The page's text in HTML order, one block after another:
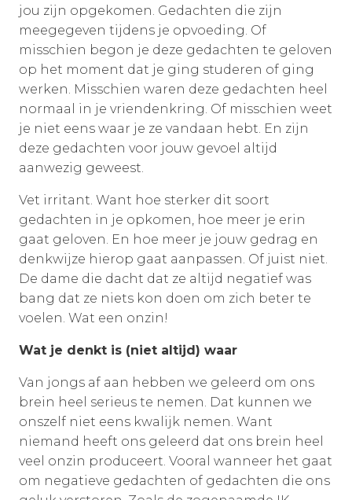
jou zijn opgekomen. Gedachten die zijn
meegegeven tijdens je opvoeding. Of
misschien begon je deze gedachten te geloven
op het moment dat je ging studeren of ging
werken. Misschien waren deze gedachten heel
normaal in je vriendenkring. Of misschien weet
je niet eens waar je ze vandaan hebt. En zijn
deze gedachten voor jouw gevoel altijd
aanwezig geweest.
Vet irritant. Want hoe sterker dit soort
gedachten in je opkomen, hoe meer je erin
gaat geloven. En hoe meer je jouw gedrag en
denkwijze hierop gaat aanpassen. Of juist niet.
De dame die dacht dat ze altijd negatief was
bang dat ze niets kon doen om zich beter te
voelen. Wat een onzin!
Wat je denkt is (niet altijd) waar
Van jongs af aan hebben we geleerd om ons
brein heel serieus te nemen. Dat kunnen we
onszelf niet eens kwalijk nemen. Want
niemand heeft ons geleerd dat ons brein heel
veel onzin produceert. Vooral wanneer het gaat
om negatieve gedachten of gedachten die ons